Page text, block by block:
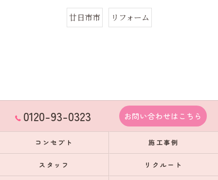
廿日市市 リフォーム
0120-93-0323 お問い合わせはこちら
コンセプト 施工事例
スタッフ リクルート